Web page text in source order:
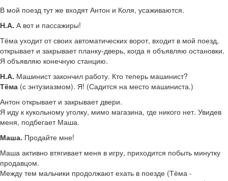
В мой поезд тут же входят Антон и Коля, усаживаются.
Н.А. А вот и пассажиры!
Тёма уходит от своих автоматических ворот, входит в мой поезд,
открывает и закрывает планку-дверь, когда я объявляю остановки.
Я объявляю конечную станцию.
Н.А. Машинист закончил работу. Кто теперь машинист?
Тёма (с энтузиазмом). Я! (Садится на место машиниста.)
Антон открывает и закрывает двери.
Я иду к кукольному уголку, мимо магазина, где никого нет. Увидев
меня, подбегает Маша.
Маша. Продайте мне!
Маша активно втягивает меня в игру, приходится побыть минутку
продавцом.
Между тем мальчики продолжают ехать в поезде (Тёма -